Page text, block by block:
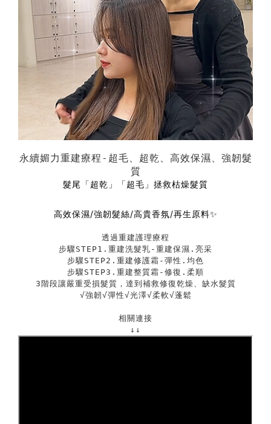
永續媚力重建療程-超毛、超乾、高效保濕、強韌髮
質
髮尾「超乾」 「超毛」 拯救枯燥髮質
高效保濕/強韌髮絲/高貴香氛/再生原料✨
透過重建護理療程
步驟STEP1.重建洗髮乳-重建保濕.亮采
步驟STEP2.重建修護霜-彈性.均色
步驟STEP3.重建整質霜-修復.柔順
3階段讓嚴重受損髮質，達到補救修復乾燥、缺水髮質
√強韌√彈性√光澤√柔軟√蓬鬆
相關連接
↓↓